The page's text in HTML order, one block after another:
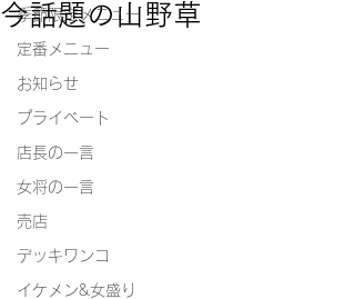
季節限定メニュー
定番メニュー
お知らせ
プライベート
店長の一言
女将の一言
売店
デッキワンコ
イケメン&女盛り
今話題の山野草